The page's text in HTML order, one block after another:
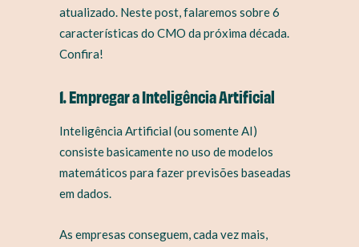
atualizado. Neste post, falaremos sobre 6
características do CMO da próxima década.
Confira!
1. Empregar a Inteligência Artificial
Inteligência Artificial (ou somente AI)
consiste basicamente no uso de modelos
matemáticos para fazer previsões baseadas
em dados.
As empresas conseguem, cada vez mais,